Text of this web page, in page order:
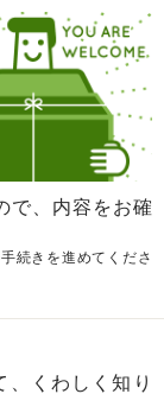
で、内容をお確
続きを進めてくださ
くわしく知り